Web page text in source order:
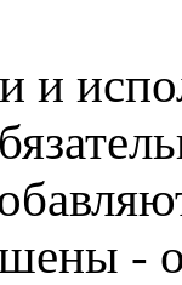
и
-